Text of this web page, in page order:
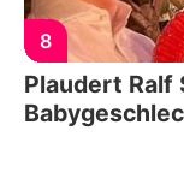
8
Plaudert Ralf